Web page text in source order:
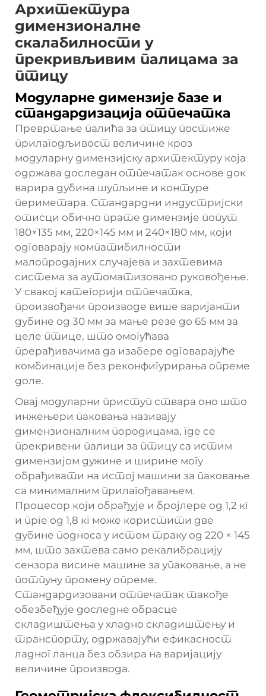
Архитектура
димензионалне
скалабилности у
прекривљивим палицама за
птицу
Модуларне димензије базе и
стандардизација отпечатка
Превртање палића за птицу постиже
прилагодљивост величине кроз
модуларну димензијску архитектуру која
одржава доследан отпечатак основе док
варира дубина шупљине и контуре
периметара. Стандардни индустријски
отисци обично прате димензије попут
180×135 мм, 220×145 мм и 240×180 мм, који
одговарају компатибилности
малопродајних случајева и захтевима
система за аутоматизовано руковођење.
У свакој категорији отпечатка,
произвођачи производе више варијанти
дубине од 30 мм за мање резе до 65 мм за
целе птице, што омогућава
прерађивачима да изабере одговарајуће
комбинације без реконфигурирања опреме
доле.
Овај модуларни приступ ствара оно што
инжењери паковања називају
димензионалним породицама, где се
прекривени палици за птицу са истим
димензијом дужине и ширине могу
обрађивати на истој машини за паковање
са минималним прилагођавањем.
Процесор који обрађује и бројлере од 1,2 кг
и прге од 1,8 кг може користити две
дубине подноса у истом траку од 220 × 145
мм, што захтева само рекалибрацију
сензора висине машине за упаковање, а не
потпуну промену опреме.
Стандардизовани отпечатак такође
обезбеђује доследне обрасце
складиштења у хладно складиштењу и
транспорту, одржавајући ефикасност
ладног ланца без обзира на варијацију
величине производа.